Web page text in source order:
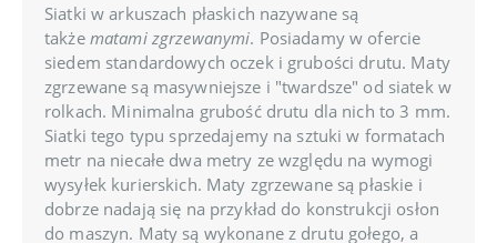
Siatki w arkuszach płaskich nazywane są
także matami zgrzewanymi. Posiadamy w ofercie
siedem standardowych oczek i grubości drutu. Maty
zgrzewane są masywniejsze i "twardsze" od siatek w
rolkach. Minimalna grubość drutu dla nich to 3 mm.
Siatki tego typu sprzedajemy na sztuki w formatach
metr na niecałe dwa metry ze względu na wymogi
wysyłek kurierskich. Maty zgrzewane są płaskie i
dobrze nadają się na przykład do konstrukcji osłon
do maszyn. Maty są wykonane z drutu gołego, a